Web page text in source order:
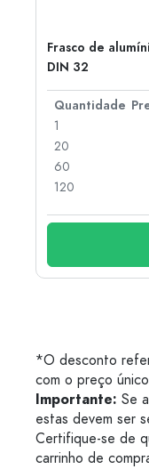
Frasco de
DIN 32
Quantidade
1
20
60
120
*O desconto
com o preço
Importante: Se
estas devem ser
Certifique-se de
carrinho de